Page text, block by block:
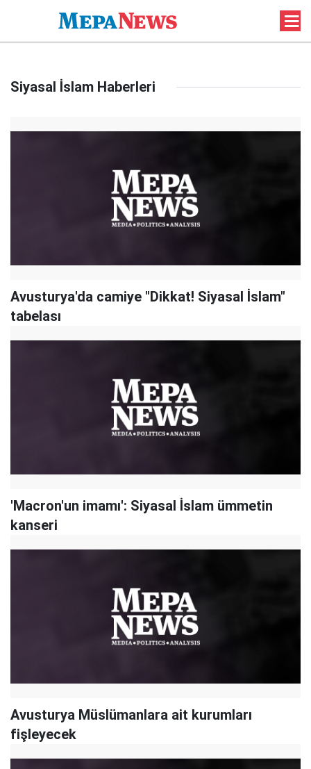
Siyasal İslam Haberleri
Avusturya'da camiye "Dikkat! Siyasal İslam"
tabelası
'Macron'un imamı': Siyasal İslam ümmetin
kanseri
Avusturya Müslümanlara ait kurumları
fişleyecek